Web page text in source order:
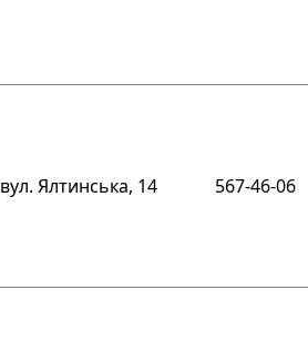
вул. Ялтинська, 14 567-46-06